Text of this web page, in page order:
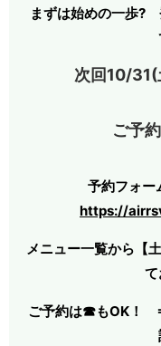
まずは始めの一歩?
次回10/
ご予約
予約フォ
https://
メニュー一覧から【
ご予約は☎もOK